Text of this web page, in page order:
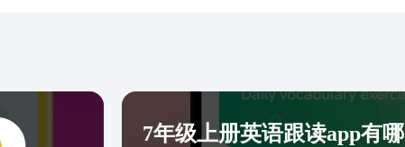
7年级上册英语跟读app有哪